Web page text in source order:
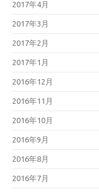
2017年4月
2017年3月
2017年2月
2017年1月
2016年12月
2016年11月
2016年10月
2016年9月
2016年8月
2016年7月